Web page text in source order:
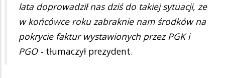
lata doprowadził nas dziś do takiej sytuacji, ze
w końcówce roku zabraknie nam środków na
pokrycie faktur wystawionych przez PGK i
PGO - tłumaczył prezydent.